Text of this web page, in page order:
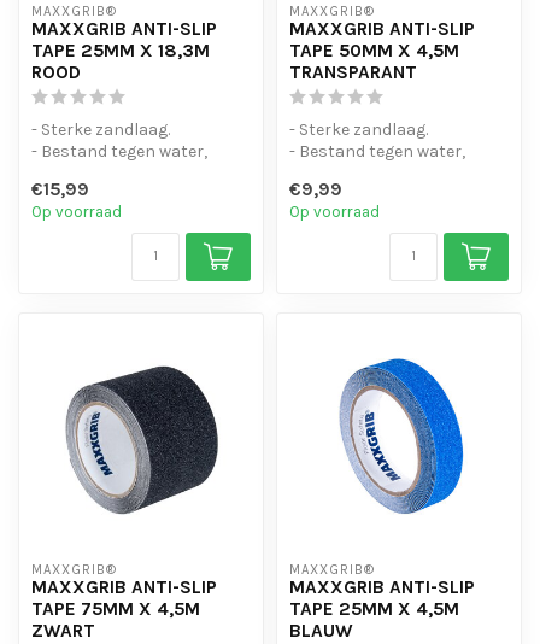
MAXXGRIB®
MAXXGRIB ANTI-SLIP
TAPE 25MM X 18,3M
ROOD
- Sterke zandlaag.
- Bestand tegen water,
- Is eenvo...
€15,99
Op voorraad
MAXXGRIB®
MAXXGRIB ANTI-SLIP
TAPE 50MM X 4,5M
TRANSPARANT
- Sterke zandlaag.
- Bestand tegen water,
- Is eenvo...
€9,99
Op voorraad
MAXXGRIB®
MAXXGRIB ANTI-SLIP
TAPE 75MM X 4,5M
ZWART
MAXXGRIB®
MAXXGRIB ANTI-SLIP
TAPE 25MM X 4,5M
BLAUW